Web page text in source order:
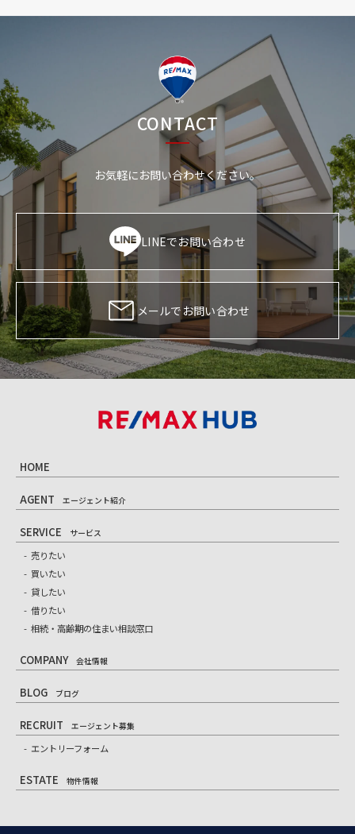
CONTACT
お気軽にお問い合わせください。
LINEでお問い合わせ
メールでお問い合わせ
HOME
AGENT エージェント紹介
SERVICE サービス
売りたい
買いたい
貸したい
借りたい
相続・高齢期の住まい相談窓口
COMPANY 会社情報
BLOG ブログ
RECRUIT エージェント募集
エントリーフォーム
ESTATE 物件情報